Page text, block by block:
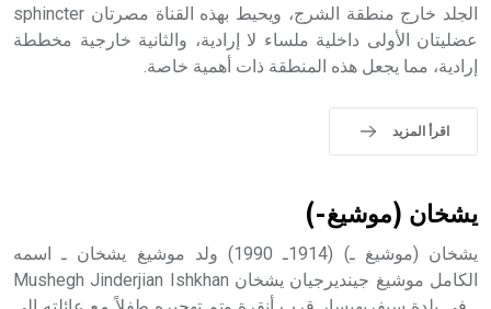
sign تكتب منفصلة غير متصلة، وتعتمد المبدأ الأكوروفوني،
الجلد خارج منطقة الشرج، ويحيط بهذه القناة مصرتان sphincter
عضليتان الأولى داخلية ملساء لا إرادية، والثانية خارجية مخططة
إرادية، مما يجعل هذه المنطقة ذات أهمية خاصة.
اقرأ المزيد
يشخان (موشيغ-)
يشخان (موشيغ ـ) (1914ـ 1990) ولد موشيغ يشخان ـ اسمه
الكامل موشيغ جينديرجيان يشخان Mushegh Jinderjian Ishkhan